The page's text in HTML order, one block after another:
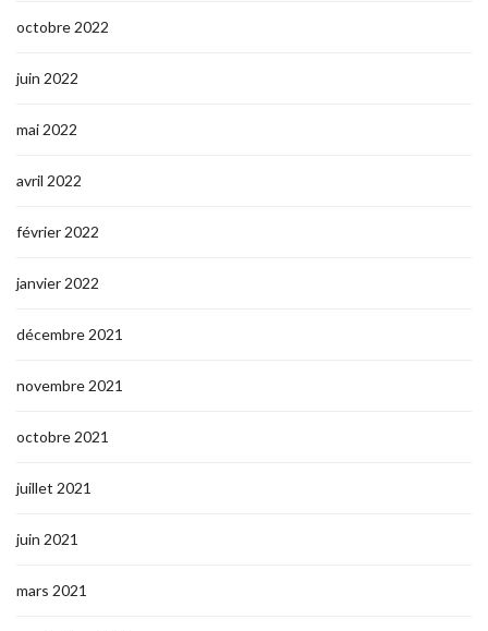
octobre 2022
juin 2022
mai 2022
avril 2022
février 2022
janvier 2022
décembre 2021
novembre 2021
octobre 2021
juillet 2021
juin 2021
mars 2021